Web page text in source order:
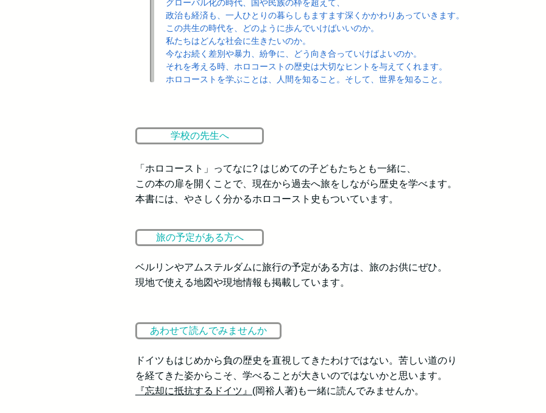
グローバル化の時代、国や民族の枠を超えて、
政治も経済も、一人ひとりの暮らしもますます深くかかわりあっていきます。
この共生の時代を、どのように歩んでいけばいいのか。
私たちはどんな社会に生きたいのか。
今なお続く差別や暴力、紛争に、どう向き合っていけばよいのか。
それを考える時、ホロコーストの歴史は大切なヒントを与えてくれます。
​ホロコーストを学ぶことは、人間を知ること。そして、世界を知ること。
学校の先生へ
「ホロコースト」ってなに? はじめての子どもたちとも一緒に、
この本の扉を開くことで、現在から過去へ旅をしながら歴史を学べます。
本書には、やさしく分かるホロコースト史もついています。
旅の予定がある方へ
ベルリンやアムステルダムに旅行の予定がある方は、旅のお供にぜひ。
現地で使える地図や現地情報も掲載しています。
あわせて読んでみませんか
ドイツもはじめから負の歴史を直視してきたわけではない。苦しい道のり
を経てきた姿からこそ、学べることが大きいのではないかと思います。
『忘却に抵抗するドイツ』 (岡裕人著)も一緒に読んでみませんか。